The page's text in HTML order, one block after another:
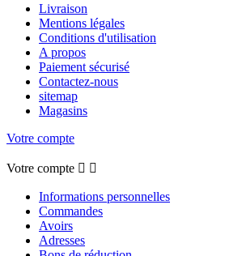
Livraison
Mentions légales
Conditions d'utilisation
A propos
Paiement sécurisé
Contactez-nous
sitemap
Magasins
Votre compte
Votre compte  
Informations personnelles
Commandes
Avoirs
Adresses